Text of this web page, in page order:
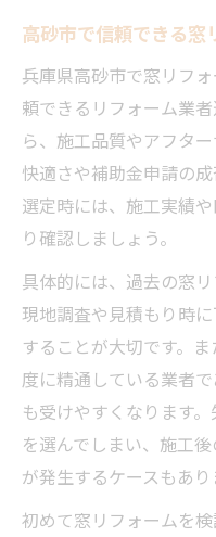
高砂市で信頼できる窓
兵庫県高砂市で窓リフ
頼できるリフォーム業
ら、施工品質やアフタ
快適さや補助金申請の
選定時には、施工実績
り確認しましょう。
具体的には、過去の窓
現地調査や見積もり時
することが大切です。
度に精通している業者
も受けやすくなります
を選んでしまい、施工
が発生するケースもあり
初めて窓リフォームを